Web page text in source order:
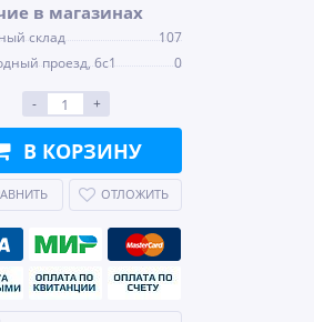
в магазинах
склад
107
проезд, 6с1
0
- +
В КОРЗИНУ
ОТЛОЖИТЬ